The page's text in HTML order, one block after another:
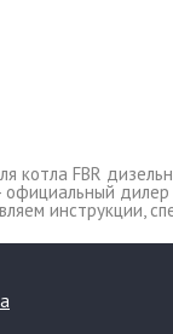
FBR
инструкции,